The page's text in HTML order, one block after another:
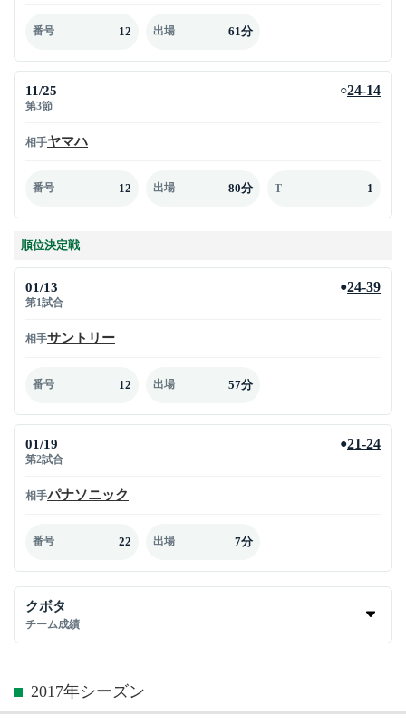
番号 12 出場 61分
11/25
第3節
○24-14
相手ヤマハ
番号 12 出場 80分 T 1
順位決定戦
01/13
第1試合
●24-39
相手サントリー
番号 12 出場 57分
01/19
第2試合
●21-24
相手パナソニック
番号 22 出場 7分
クボタ
チーム成績
2017年シーズン